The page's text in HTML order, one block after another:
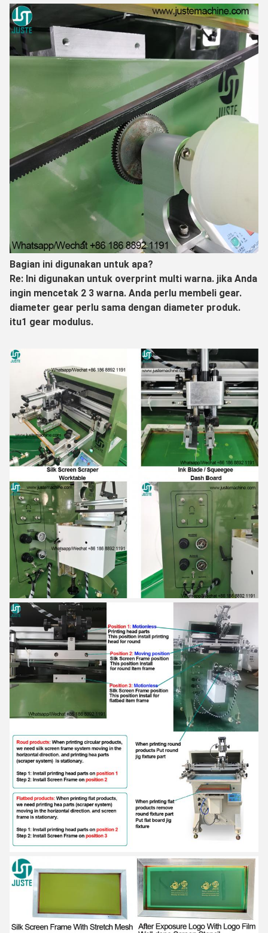
Bagian ini digunakan untuk apa?
Re: Ini digunakan untuk overprint multi warna. jika Anda
ingin mencetak 2 3 warna. Anda perlu membeli gear.
diameter gear perlu sama dengan diameter produk.
itu1 gear modulus.